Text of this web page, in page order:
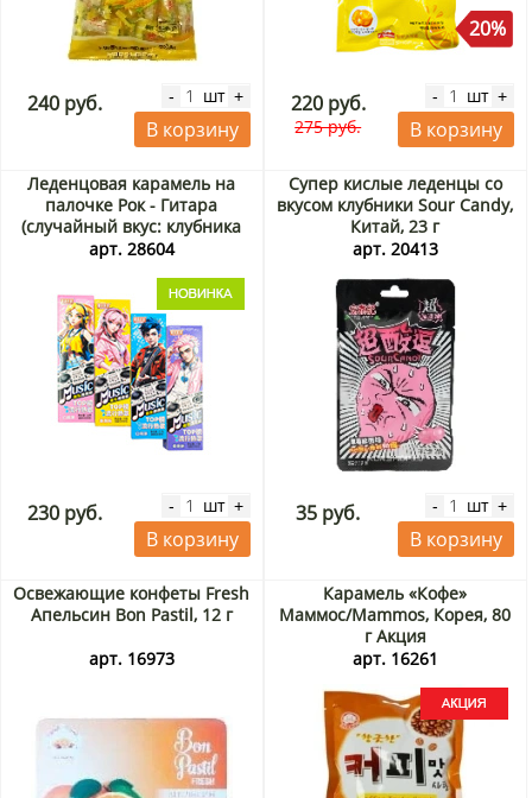
240 руб. - шт +
В корзину
20%
220 руб.
275 руб.
- шт +
В корзину
Леденцовая карамель на
палочке Рок - Гитара
(случайный вкус: клубника
или персик) Весёлые
15 г (1 шт)
арт. 28604
230 руб. - шт +
В корзину
Супер кислые леденцы со
вкусом клубники Sour Candy,
Китай, 23 г
арт. 20413
35 руб. - шт +
В корзину
Освежающие конфеты Fresh
Апельсин Bon Pastil, 12 г
арт. 16973
Карамель «Кофе»
Маммос/Mammos, Корея, 80
г Акция
арт. 16261